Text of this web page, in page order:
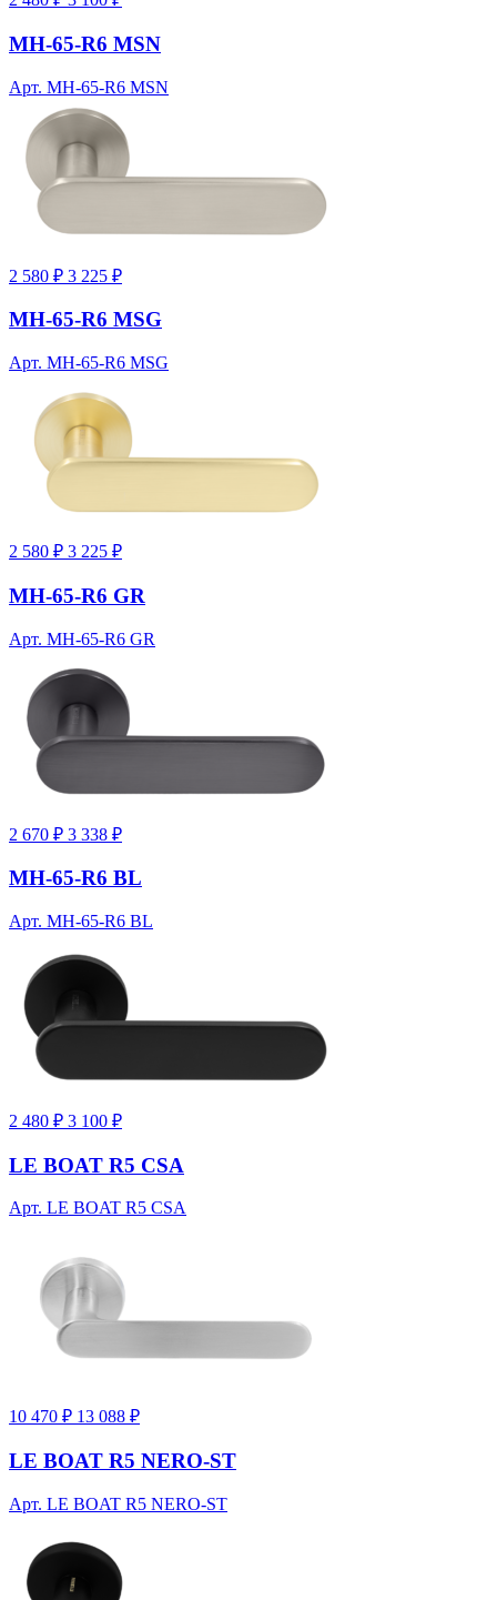
MH-65-R6 MSN
Арт. MH-65-R6 MSN
2 580 ₽ 3 225 ₽
MH-65-R6 MSG
Арт. MH-65-R6 MSG
2 580 ₽ 3 225 ₽
MH-65-R6 GR
Арт. MH-65-R6 GR
2 670 ₽ 3 338 ₽
MH-65-R6 BL
Арт. MH-65-R6 BL
2 480 ₽ 3 100 ₽
LE BOAT R5 CSA
Арт. LE BOAT R5 CSA
10 470 ₽ 13 088 ₽
LE BOAT R5 NERO-ST
Арт. LE BOAT R5 NERO-ST